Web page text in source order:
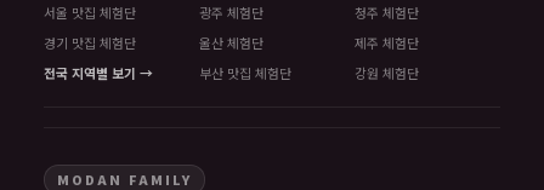
서울 맛집 체험단
경기 맛집 체험단
전국 지역별 보기 →
광주 체험단
울산 체험단
부산 맛집 체험단
청주 체험단
제주 체험단
강원 체험단
MODAN FAMILY